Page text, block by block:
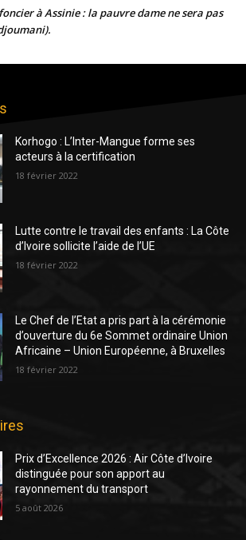
à Assinie : la pauvre dame ne sera pas
Korhogo : L’Inter-Mangue forme ses
acteurs à la certification
18 février 2022
Lutte contre le travail des enfants : La Côte
d’Ivoire sollicite l’aide de l’UE
18 février 2022
Le Chef de l’Etat a pris part à la cérémonie
d’ouverture du 6e Sommet ordinaire Union
Africaine – Union Européenne, à Bruxelles
18 février 2022
Prix d’Excellence 2026 : Air Côte d’Ivoire
distinguée pour son apport au
rayonnement du transport
5 août 2026